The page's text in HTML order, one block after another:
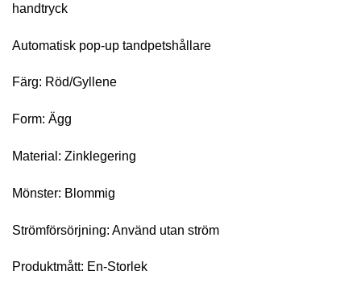
handtryck
Automatisk pop-up tandpetshållare
Färg: Röd/Gyllene
Form: Ägg
Material: Zinklegering
Mönster: Blommig
Strömförsörjning: Använd utan ström
Produktmått: En-Storlek